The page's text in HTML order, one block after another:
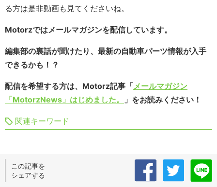
る方は是非動画も見てくださいね。
Motorzではメールマガジンを配信しています。
編集部の裏話が聞けたり、最新の自動車パーツ情報が入手
できるかも！？
配信を希望する方は、Motorz記事「 メールマガジン
「MotorzNews」はじめました。
」をお読みください！
関連キーワード
この記事を
シェアする